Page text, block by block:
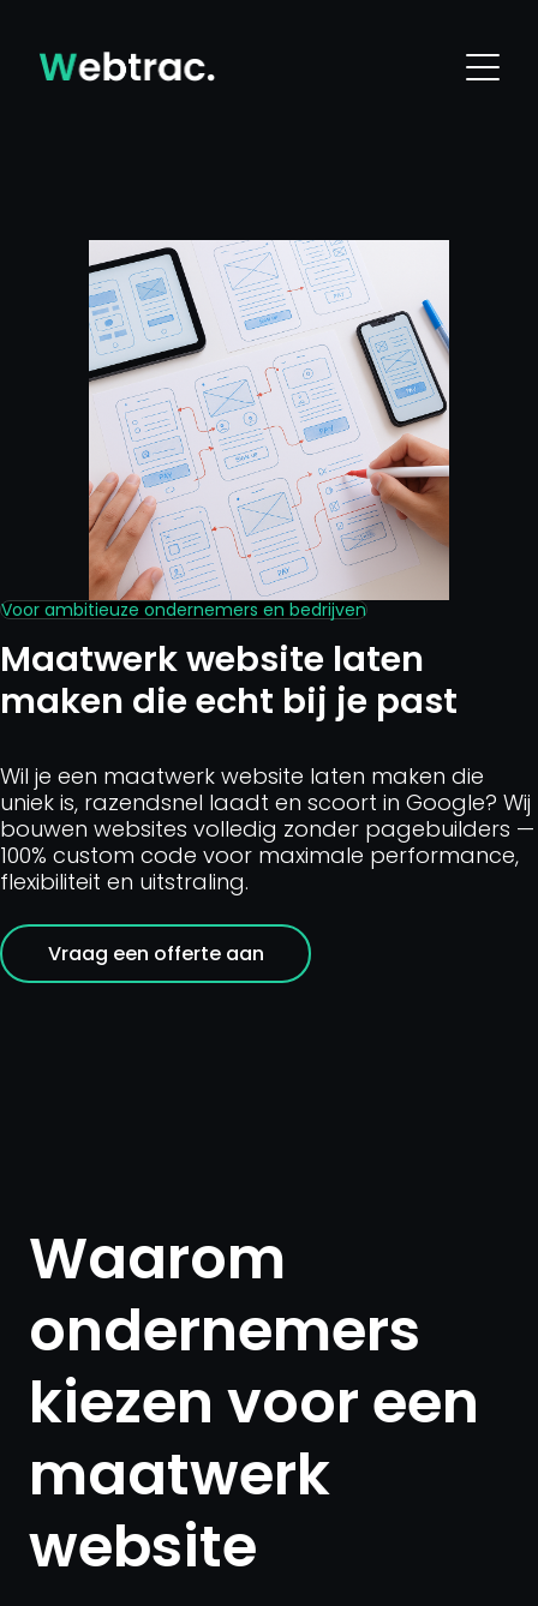
Voor ambitieuze ondernemers en bedrijven
Maatwerk website laten
maken die echt bij je past
Wil je een maatwerk website laten maken die
uniek is, razendsnel laadt en scoort in Google? Wij
bouwen websites volledig zonder pagebuilders —
100% custom code voor maximale performance,
flexibiliteit en uitstraling.
Vraag een offerte aan
Waarom
ondernemers
kiezen voor een
maatwerk
website